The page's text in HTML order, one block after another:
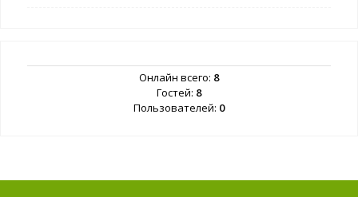
Онлайн всего: 8
Гостей: 8
Пользователей: 0